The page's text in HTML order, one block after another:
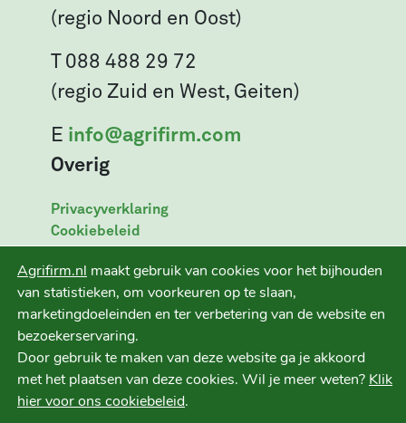
(regio Noord en Oost)
T 088 488 29 72
(regio Zuid en West, Geiten)
E info@agrifirm.com
Overig
Privacyverklaring
Cookiebeleid
Disclaimer
Ruwvoer+ is een initiatief van
Agrifirm.nl maakt gebruik van cookies voor het bijhouden
van statistieken, om voorkeuren op te slaan,
marketingdoeleinden en ter verbetering van de website en
bezoekerservaring.
Door gebruik te maken van deze website ga je akkoord
met het plaatsen van deze cookies. Wil je meer weten? Klik
hier voor ons cookiebeleid.